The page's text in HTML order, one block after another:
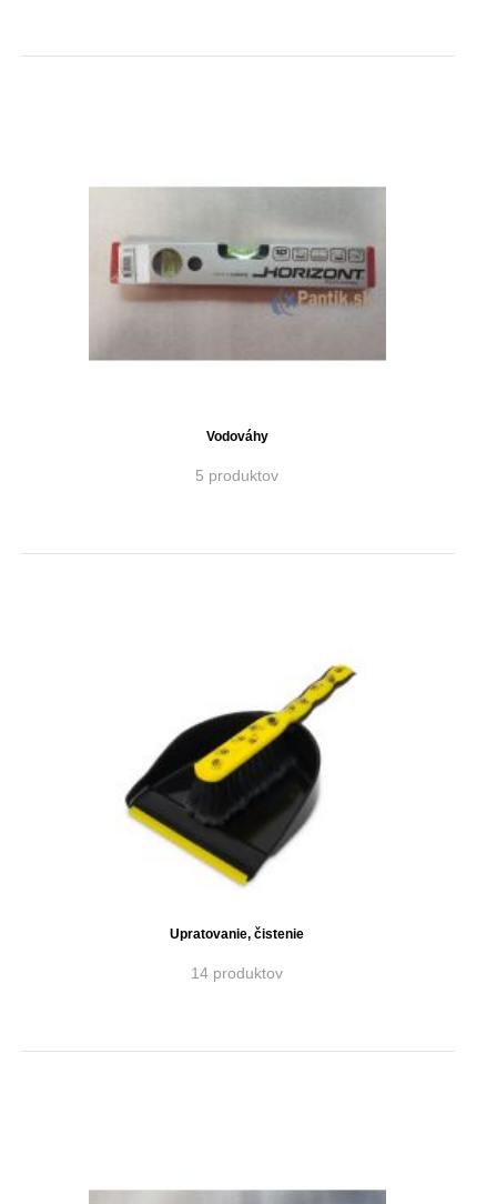
Vodováhy
5 produktov
Upratovanie, čistenie
14 produktov